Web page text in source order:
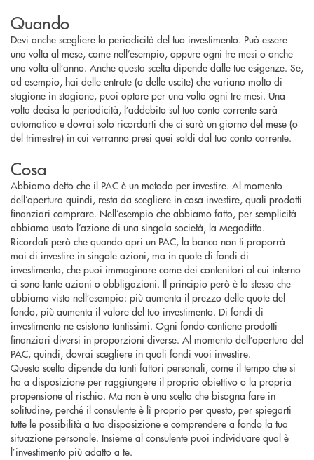
Quando
Devi anche scegliere la periodicità del tuo investimento. Può essere
una volta al mese, come nell’esempio, oppure ogni tre mesi o anche
una volta all’anno. Anche questa scelta dipende dalle tue esigenze. Se,
ad esempio, hai delle entrate (o delle uscite) che variano molto di
stagione in stagione, puoi optare per una volta ogni tre mesi. Una
volta decisa la periodicità, l’addebito sul tuo conto corrente sarà
automatico e dovrai solo ricordarti che ci sarà un giorno del mese (o
del trimestre) in cui verranno presi quei soldi dal tuo conto corrente.
Cosa
Abbiamo detto che il PAC è un metodo per investire. Al momento
dell’apertura quindi, resta da scegliere in cosa investire, quali prodotti
finanziari comprare. Nell’esempio che abbiamo fatto, per semplicità
abbiamo usato l’azione di una singola società, la Megaditta.
Ricordati però che quando apri un PAC, la banca non ti proporrà
mai di investire in singole azioni, ma in quote di fondi di
investimento, che puoi immaginare come dei contenitori al cui interno
ci sono tante azioni o obbligazioni. Il principio però è lo stesso che
abbiamo visto nell’esempio: più aumenta il prezzo delle quote del
fondo, più aumenta il valore del tuo investimento. Di fondi di
investimento ne esistono tantissimi. Ogni fondo contiene prodotti
finanziari diversi in proporzioni diverse. Al momento dell’apertura del
PAC, quindi, dovrai scegliere in quali fondi vuoi investire.
Questa scelta dipende da tanti fattori personali, come il tempo che si
ha a disposizione per raggiungere il proprio obiettivo o la propria
propensione al rischio. Ma non è una scelta che bisogna fare in
solitudine, perché il consulente è lì proprio per questo, per spiegarti
tutte le possibilità a tua disposizione e comprendere a fondo la tua
situazione personale. Insieme al consulente puoi individuare qual è
l’investimento più adatto a te.